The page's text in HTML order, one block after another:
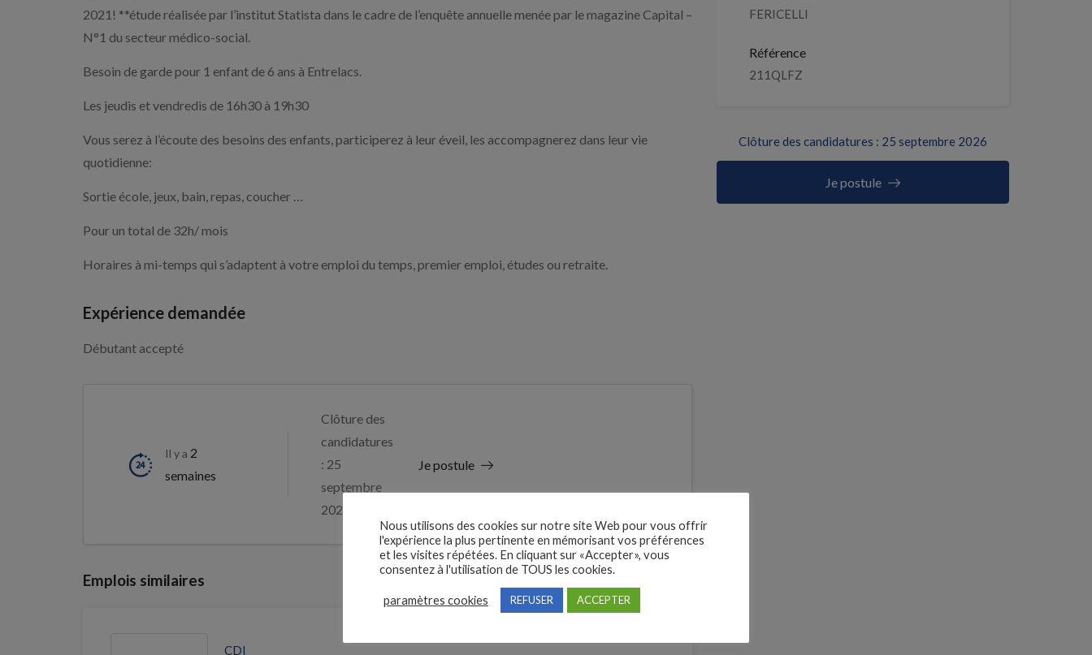
2021! **étude réalisée par l’institut Statista dans le cadre de l’enquête annuelle menée par le magazine Capital –
N°1 du secteur médico-social.
Besoin de garde pour 1 enfant de 6 ans à Entrelacs.
Les jeudis et vendredis de 16h30 à 19h30
Vous serez à l’écoute des besoins des enfants, participerez à leur éveil, les accompagnerez dans leur vie
quotidienne:
Sortie école, jeux, bain, repas, coucher …
Pour un total de 32h/ mois
Horaires à mi-temps qui s’adaptent à votre emploi du temps, premier emploi, études ou retraite.
Expérience demandée
Débutant accepté
Il y a 2
semaines
Clôture des
candidatures
: 25
septembre
2026
Je postule
Emplois similaires
CDI
FERICELLI
Référence
211QLFZ
Clôture des candidatures : 25 septembre 2026
Je postule
Nous utilisons des cookies sur notre site Web pour vous offrir
l'expérience la plus pertinente en mémorisant vos préférences
et les visites répétées. En cliquant sur «Accepter», vous
consentez à l'utilisation de TOUS les cookies.
paramètres cookies REFUSER ACCEPTER